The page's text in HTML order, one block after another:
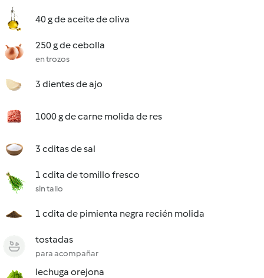
40 g de aceite de oliva
250 g de cebolla
en trozos
3 dientes de ajo
1000 g de carne molida de res
3 cditas de sal
1 cdita de tomillo fresco
sin tallo
1 cdita de pimienta negra recién molida
tostadas
para acompañar
lechuga orejona